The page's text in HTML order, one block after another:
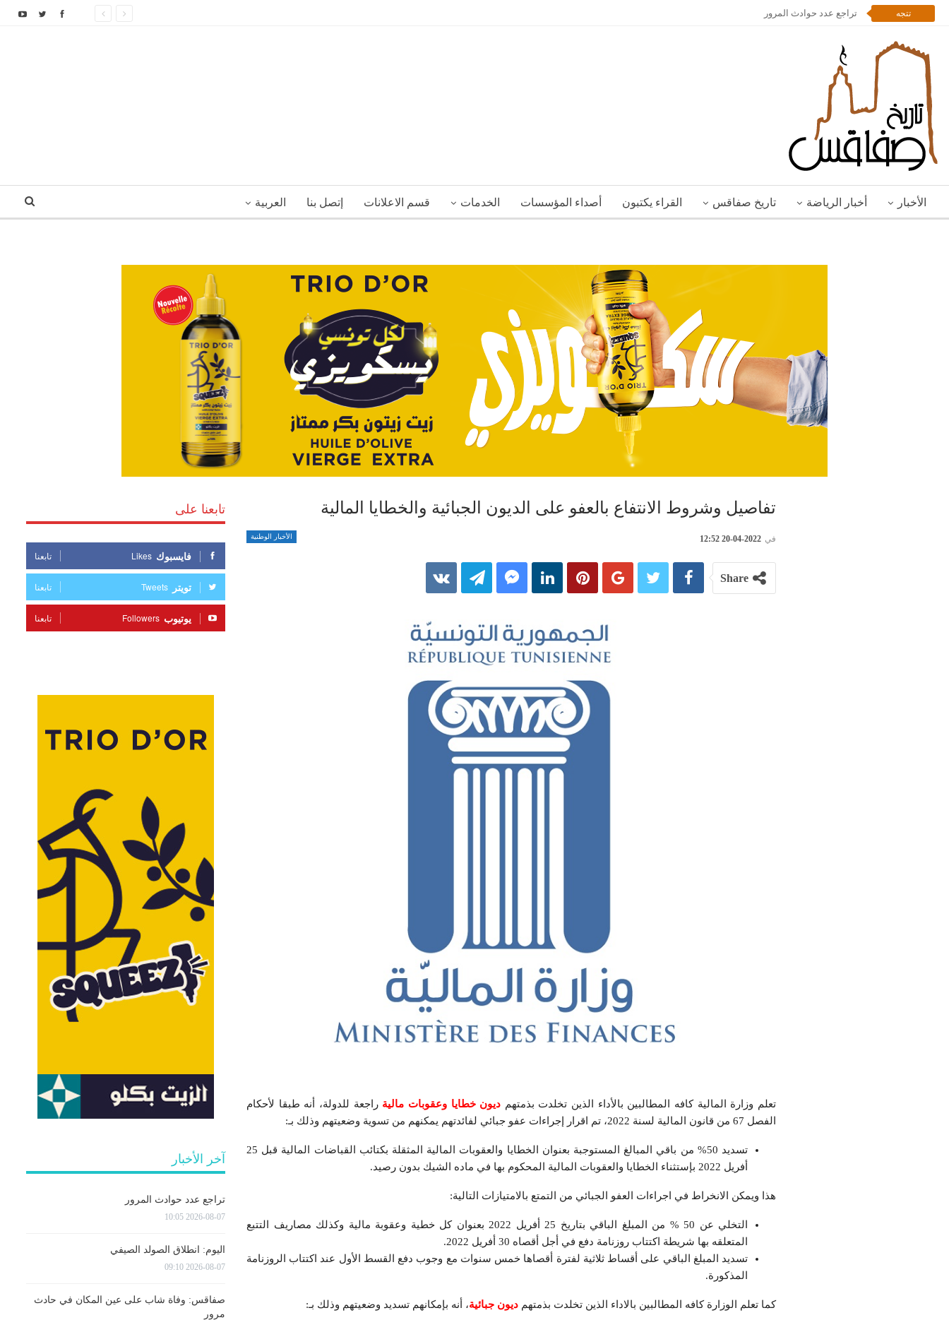
تتجه تراجع عدد حوادث المرور
الأخبار أخبار الرياضة تاريخ صفاقس القراء يكتبون أصداء المؤسسات الخدمات قسم الاعلانات إتصل بنا العربية
تفاصيل وشروط الانتفاع بالعفو على الديون الجبائية والخطايا المالية
الأخبار الوطنية في 2022-04-20 12:52
Share
تعلم وزارة المالية كافه المطالبين بالأداء الذين تخلدت بذمتهم ديون خطايا وعقوبات مالية راجعة للدولة، أنه طبقا لأحكام
الفصل 67 من قانون المالية لسنة 2022، تم اقرار إجراءات عفو جبائي لفائدتهم يمكنهم من تسوية وضعيتهم وذلك بـ:
تسديد 50% من باقي المبالغ المستوجبة بعنوان الخطايا والعقوبات المالية المثقلة بكتائب القباضات المالية قبل 25
أفريل 2022 بإستثناء الخطايا والعقوبات المالية المحكوم بها في ماده الشيك بدون رصيد.
هذا ويمكن الانخراط في اجراءات العفو الجبائي من التمتع بالامتيازات التالية:
التخلي عن 50 % من المبلغ الباقي بتاريخ 25 أفريل 2022 بعنوان كل خطية وعقوبة مالية وكذلك مصاريف التتبع
المتعلقه بها شريطة اكتتاب روزنامة دفع في أجل أقصاه 30 أفريل 2022.
تسديد المبلغ الباقي على أقساط ثلاثية لفترة أقصاها خمس سنوات مع وجوب دفع القسط الأول عند اكتتاب الروزنامة
المذكورة.
كما تعلم الوزارة كافه المطالبين بالاداء الذين تخلدت بذمتهم ديون جبائية، أنه بإمكانهم تسديد وضعيتهم وذلك بـ:
تابعنا على
فايسبوك Likes تابعنا
تويتر Tweets تابعنا
يوتيوب Followers تابعنا
آخر الأخبار
تراجع عدد حوادث المرور
2026-08-07 10:05
اليوم: انطلاق الصولد الصيفي
2026-08-07 09:10
صفاقس: وفاة شاب على عين المكان في حادث
مرور